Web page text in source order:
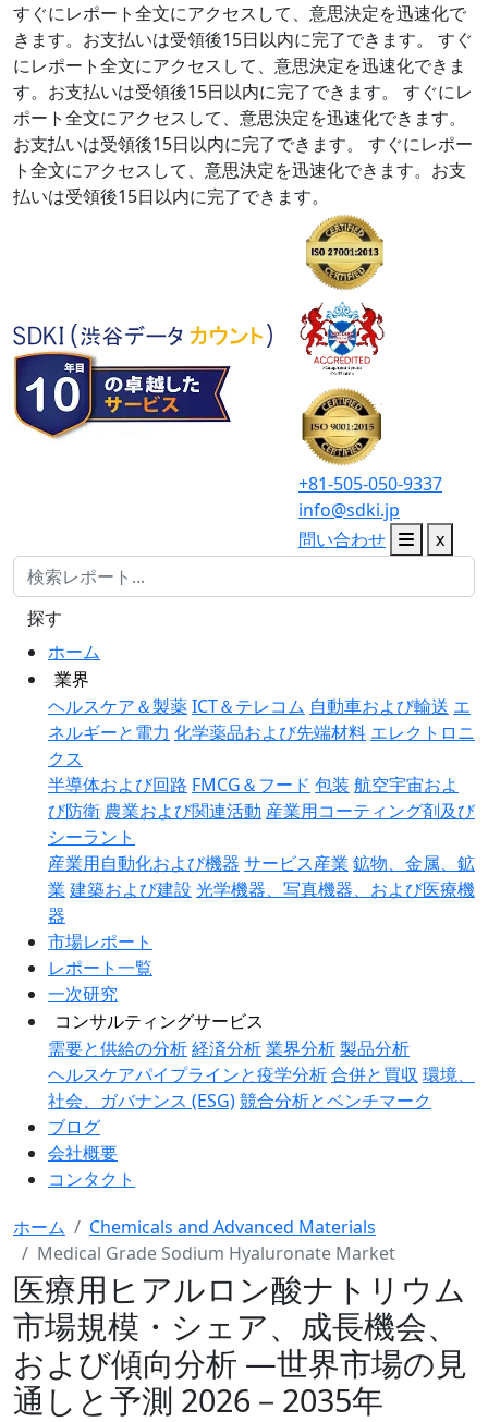
すぐにレポート全文にアクセスして、意思決定を迅速化で
きます。お支払いは受領後15日以内に完了できます。
すぐ
にレポート全文にアクセスして、意思決定を迅速化できま
す。お支払いは受領後15日以内に完了できます。
すぐにレ
ポート全文にアクセスして、意思決定を迅速化できます。
お支払いは受領後15日以内に完了できます。
すぐにレポー
ト全文にアクセスして、意思決定を迅速化できます。お支
払いは受領後15日以内に完了できます。
+81-505-050-9337
info@sdki.jp
問い合わせ
x
ホーム
業界
ヘルスケア＆製薬ICT＆テレコム 自動車および輸送 エ
ネルギーと電力 化学薬品および先端材料 エレクトロニ
クス
半導体および回路 FMCG＆フード 包装 航空宇宙およ
び防衛 農業および関連活動 産業用コーティング剤及び
シーラント
産業用自動化および機器 サービス産業 鉱物、金属、鉱
業 建築および建設 光学機器、写真機器、および医療機
器
市場レポート
レポート一覧
一次研究
コンサルティングサービス
需要と供給の分析経済分析業界分析製品分析
ヘルスケアパイプラインと疫学分析合併と買収 環境、
社会、ガバナンス (ESG)競合分析とベンチマーク
ブログ
会社概要
コンタクト
探す
ホーム
Chemicals and Advanced Materials
Medical Grade Sodium Hyaluronate Market
医療用ヒアルロン酸ナトリウム
市場規模・シェア、成長機会、
および傾向分析 ―世界市場の見
通しと予測 2026－2035年